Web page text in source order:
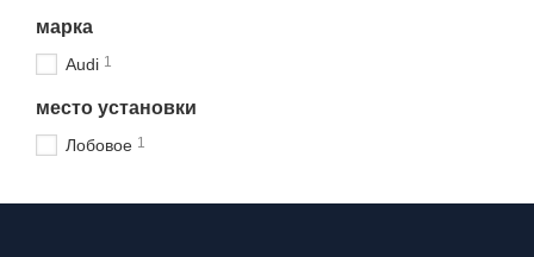
марка
Audi 1
место установки
Лобовое 1